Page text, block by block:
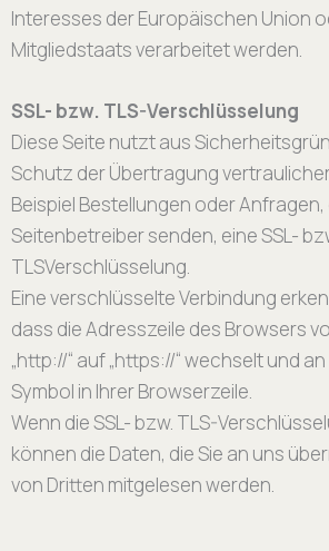
Interesses der Europäischen Union
Mitgliedstaats verarbeitet werden.
SSL- bzw. TLS-Verschlüsselung
Diese Seite nutzt aus
Schutz der Übertragung
Beispiel Bestellungen oder Anfragen,
Seitenbetreiber senden, eine SSL-
TLSVerschlüsselung.
Eine verschlüsselte Verbindung
dass die Adresszeile des Browsers
„http://“ auf „https://“ wechselt und
Symbol in Ihrer Browserzeile.
Wenn die SSL- bzw. TLS-
können die Daten, die Sie an uns
von Dritten mitgelesen werden.